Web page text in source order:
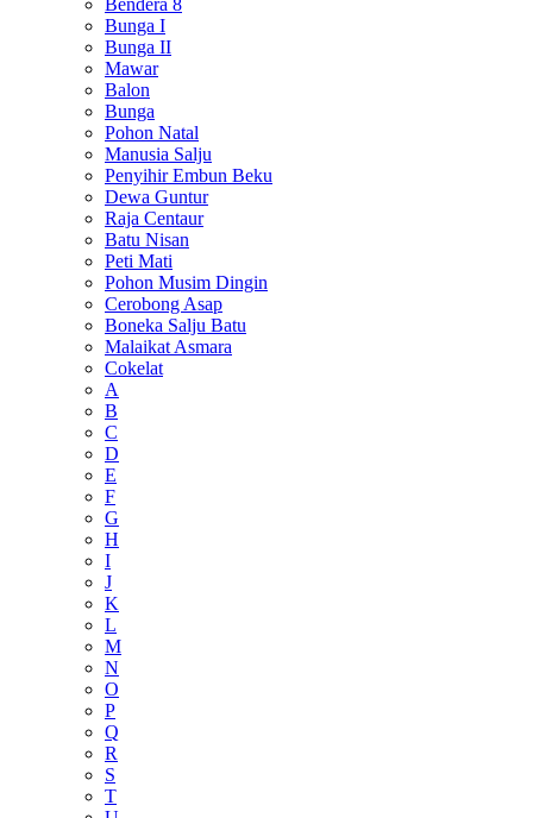
Bendera 8
Bunga I
Bunga II
Mawar
Balon
Bunga
Pohon Natal
Manusia Salju
Penyihir Embun Beku
Dewa Guntur
Raja Centaur
Batu Nisan
Peti Mati
Pohon Musim Dingin
Cerobong Asap
Boneka Salju Batu
Malaikat Asmara
Cokelat
A
B
C
D
E
F
G
H
I
J
K
L
M
N
O
P
Q
R
S
T